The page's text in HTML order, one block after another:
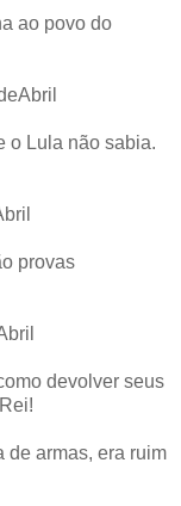
ao povo do
o Lula não sabia.
provas
devolver seus
de armas, era ruim